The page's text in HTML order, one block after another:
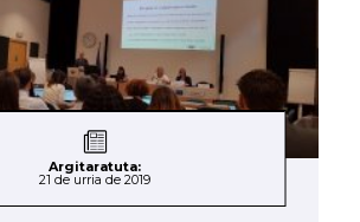
Argitaratuta:
21 de urria de 2019